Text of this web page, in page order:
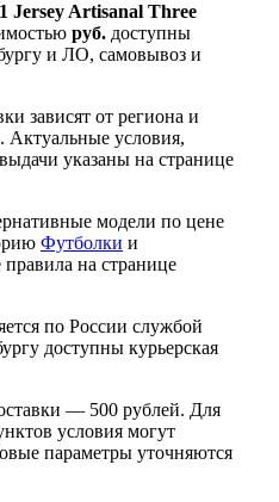
Jersey Artisanal Three
руб. доступны
и ЛО, самовывоз и
зависят от региона и
Актуальные условия,
указаны на странице
модели по цене
Футболки и
правила на странице
по России службой
доступны курьерская
— 500 рублей. Для
условия могут
параметры уточняются